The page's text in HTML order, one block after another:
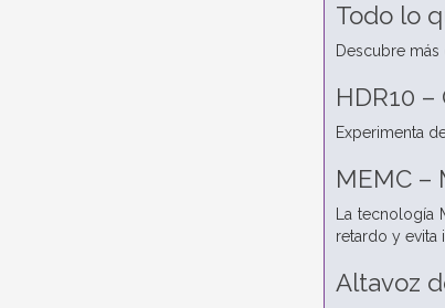
Todo lo
Descubre
HDR10
Experimenta
MEMC –
La tecnología
retardo y evita
Altavoz